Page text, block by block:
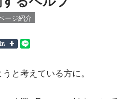
ージ紹介
と考えている方に。